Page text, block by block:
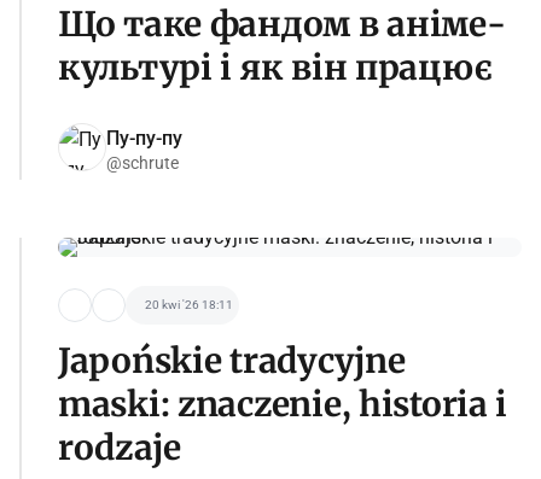
Що таке фандом в аніме-
культурі і як він працює
Пу-пу-пу
@schrute
20 kwi '26 18:11
Japońskie tradycyjne
maski: znaczenie, historia i
rodzaje